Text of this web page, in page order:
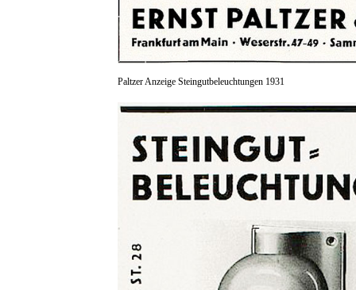
Paltzer Anzeige Steingutbeleuchtungen 1931